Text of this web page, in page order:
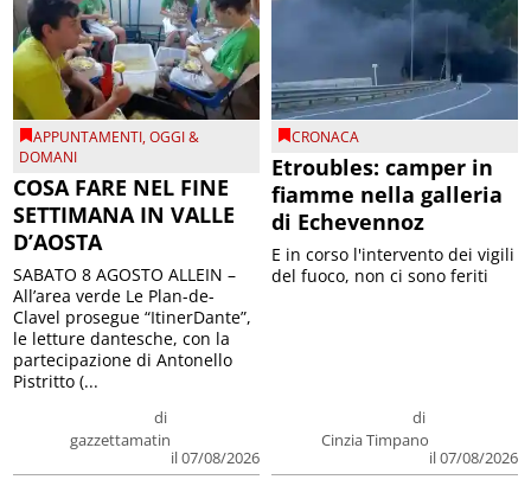
APPUNTAMENTI,OGGI &
DOMANI
COSA FARE NEL FINE
SETTIMANA IN VALLE
D’AOSTA
di
gazzettamatin
il 07/08/2026
SABATO 8 AGOSTO ALLEIN –
All’area verde Le Plan-de-
Clavel prosegue “ItinerDante”,
le letture dantesche, con la
partecipazione di Antonello
Pistritto (...
CRONACA
Etroubles: camper in
fiamme nella galleria
di Echevennoz
di
Cinzia Timpano
il 07/08/2026
E in corso l'intervento dei vigili
del fuoco, non ci sono feriti